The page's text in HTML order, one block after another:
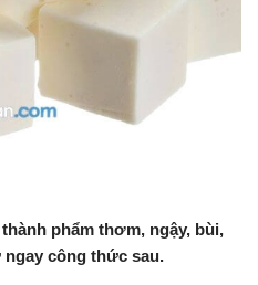
phẩm thơm, ngậy, bùi,
công thức sau.